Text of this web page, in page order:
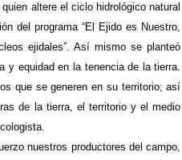
altere el ciclo hidrológico natural
del programa “El Ejido es Nuestro,
ejidales”. Así mismo se planteó
y equidad en la tenencia de la tierra.
que se generen en su territorio; así
de la tierra, el territorio y el medio
nuestros productores del campo,